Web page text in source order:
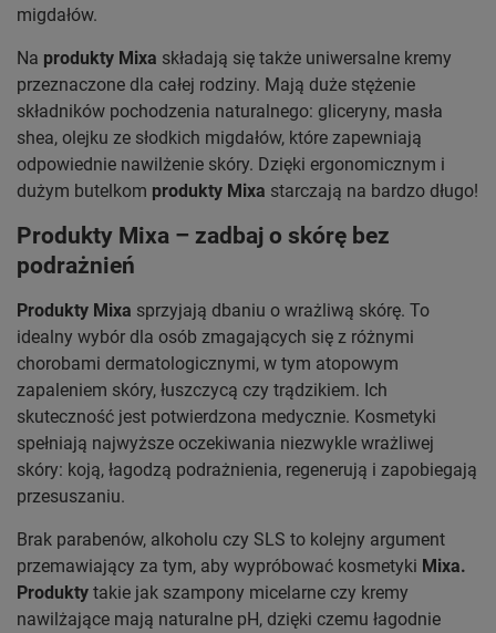
migdałów.
Na produkty Mixa składają się także uniwersalne kremy
przeznaczone dla całej rodziny. Mają duże stężenie
składników pochodzenia naturalnego: gliceryny, masła
shea, olejku ze słodkich migdałów, które zapewniają
odpowiednie nawilżenie skóry. Dzięki ergonomicznym i
dużym butelkom produkty Mixa starczają na bardzo długo!
Produkty Mixa – zadbaj o skórę bez
podrażnień
Produkty Mixa sprzyjają dbaniu o wrażliwą skórę. To
idealny wybór dla osób zmagających się z różnymi
chorobami dermatologicznymi, w tym atopowym
zapaleniem skóry, łuszczycą czy trądzikiem. Ich
skuteczność jest potwierdzona medycznie. Kosmetyki
spełniają najwyższe oczekiwania niezwykle wrażliwej
skóry: koją, łagodzą podrażnienia, regenerują i zapobiegają
przesuszaniu.
Brak parabenów, alkoholu czy SLS to kolejny argument
przemawiający za tym, aby wypróbować kosmetyki Mixa.
Produkty takie jak szampony micelarne czy kremy
nawilżające mają naturalne pH, dzięki czemu łagodnie